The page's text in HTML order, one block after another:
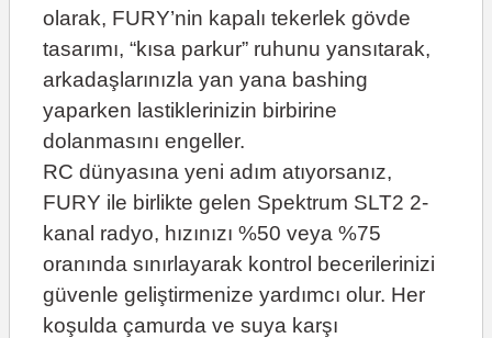
olarak, FURY’nin kapalı tekerlek gövde
tasarımı, “kısa parkur” ruhunu yansıtarak,
arkadaşlarınızla yan yana bashing
yaparken lastiklerinizin birbirine
dolanmasını engeller.
RC dünyasına yeni adım atıyorsanız,
FURY ile birlikte gelen Spektrum SLT2 2-
kanal radyo, hızınızı %50 veya %75
oranında sınırlayarak kontrol becerilerinizi
güvenle geliştirmenize yardımcı olur. Her
koşulda çamurda ve suya karşı